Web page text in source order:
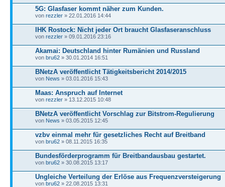
5G: Glasfaser kommt näher zum Kunden.
von rezzler » 22.01.2016 14:44
IHK Rostock: Nicht jeder Ort braucht Glasfaseranschluss
von rezzler » 09.01.2016 23:16
Akamai: Deutschland hinter Rumänien und Russland
von bru62 » 30.01.2014 16:51
BNetzA veröffentlicht Tätigkeitsbericht 2014/2015
von News » 03.01.2016 15:43
Maas: Anspruch auf Internet
von rezzler » 13.12.2015 10:48
BNetzA veröffentlicht Vorschlag zur Bitstrom-Regulierung
von News » 03.05.2015 12:45
vzbv einmal mehr für gesetzliches Recht auf Breitband
von bru62 » 08.11.2015 16:35
Bundesförderprogramm für Breitbandausbau gestartet.
von bru62 » 30.08.2015 13:17
Ungleiche Verteilung der Erlöse aus Frequenzversteigerung
von bru62 » 22.08.2015 13:31